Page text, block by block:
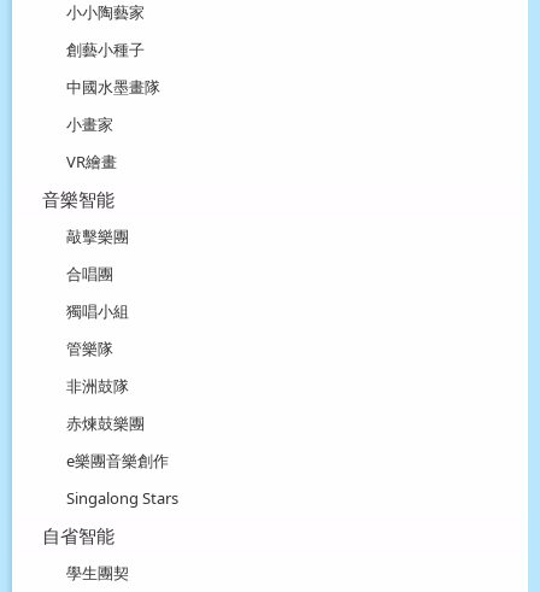
小小陶藝家
創藝小種子
中國水墨畫隊
小畫家
VR繪畫
音樂智能
敲擊樂團
合唱團
獨唱小組
管樂隊
非洲鼓隊
赤煉鼓樂團
e樂團音樂創作
Singalong Stars
自省智能
學生團契